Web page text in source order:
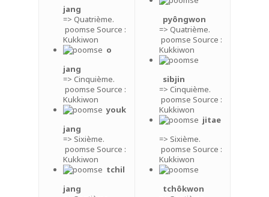
jang
=> Quatrième.
poomse Source :
Kukkiwon
o
jang
=> Cinquième.
poomse Source :
Kukkiwon
youk
jang
=> Sixième.
poomse Source :
Kukkiwon
tchil
jang
pyôngwon
=> Quatrième.
poomse Source :
Kukkiwon
sibjin
=> Cinquième.
poomse Source :
Kukkiwon
jitae
=> Sixième.
poomse Source :
Kukkiwon
tchôkwon
Accueil
Maître Lee Moon
Biographie
Palmarès
Pande Dolyeu Tchagui
Dojang/Club
Horaires et plan